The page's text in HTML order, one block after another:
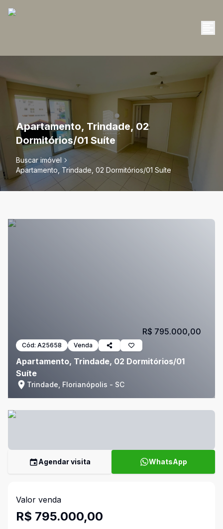
Apartamento, Trindade, 02
Dormitórios/01 Suíte
Buscar imóvel
Apartamento, Trindade, 02 Dormitórios/01 Suíte
Cód: A25658 Venda
Apartamento, Trindade, 02 Dormitórios/01
Suíte
Trindade, Florianópolis - SC
R$ 795.000,00
Agendar visita WhatsApp
Valor venda
R$ 795.000,00